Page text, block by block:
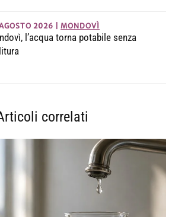
2026 MONDOVÌ
l’acqua torna potabile senza
correlati